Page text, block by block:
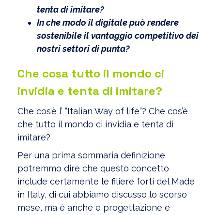
tenta di imitare?
In che modo il digitale può rendere
sostenibile il vantaggio competitivo dei
nostri settori di punta?
Che cosa tutto il mondo ci
invidia e tenta di imitare?
Che cos’è l’ “Italian Way of life”? Che cos’è
che tutto il mondo ci invidia e tenta di
imitare?
Per una prima sommaria definizione
potremmo dire che questo concetto
include certamente le filiere forti del Made
in Italy, di cui abbiamo discusso lo scorso
mese, ma è anche e progettazione e